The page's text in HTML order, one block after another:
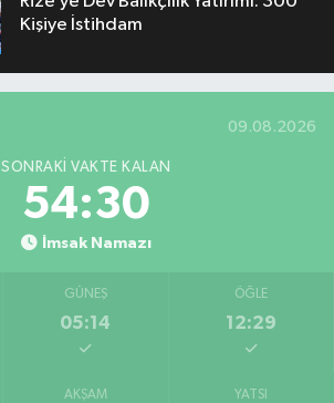
Kişiye İstihdam
09.08.2026
SONRAKI VAKTE KALAN
54:29
İmsak Namazı
GÜNEŞ
05:14
ÖĞLE
12:29
AKŞAM YATSI